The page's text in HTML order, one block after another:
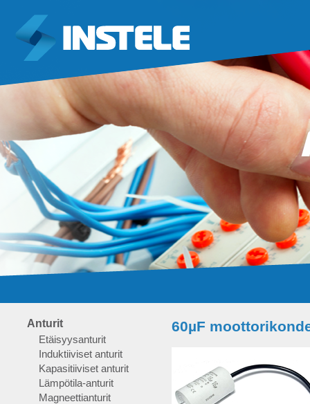
Anturit
Etäisyysanturit
Induktiiviset anturit
Kapasitiiviset anturit
Lämpötila-anturit
Magneettianturit
60µF